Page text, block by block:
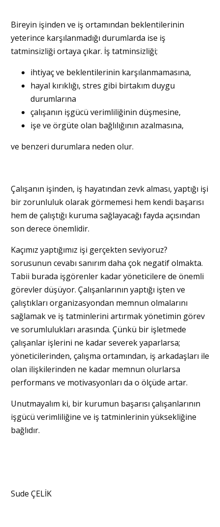
Bireyin işinden ve iş ortamından beklentilerinin
yeterince karşılanmadığı durumlarda ise iş
tatminsizliği ortaya çıkar. İş tatminsizliği;
ihtiyaç ve beklentilerinin karşılanmamasına,
hayal kırıklığı, stres gibi birtakım duygu
durumlarına
çalışanın işgücü verimliliğinin düşmesine,
işe ve örgüte olan bağlılığının azalmasına,
ve benzeri durumlara neden olur.
Çalışanın işinden, iş hayatından zevk alması, yaptığı işi
bir zorunluluk olarak görmemesi hem kendi başarısı
hem de çalıştığı kuruma sağlayacağı fayda açısından
son derece önemlidir.
Kaçımız yaptığımız işi gerçekten seviyoruz?
sorusunun cevabı sanırım daha çok negatif olmakta.
Tabii burada işgörenler kadar yöneticilere de önemli
görevler düşüyor. Çalışanlarının yaptığı işten ve
çalıştıkları organizasyondan memnun olmalarını
sağlamak ve iş tatminlerini artırmak yönetimin görev
ve sorumlulukları arasında. Çünkü bir işletmede
çalışanlar işlerini ne kadar severek yaparlarsa;
yöneticilerinden, çalışma ortamından, iş arkadaşları ile
olan ilişkilerinden ne kadar memnun olurlarsa
performans ve motivasyonları da o ölçüde artar.
Unutmayalım ki, bir kurumun başarısı çalışanlarının
işgücü verimliliğine ve iş tatminlerinin yüksekliğine
bağlıdır.
Sude ÇELİK